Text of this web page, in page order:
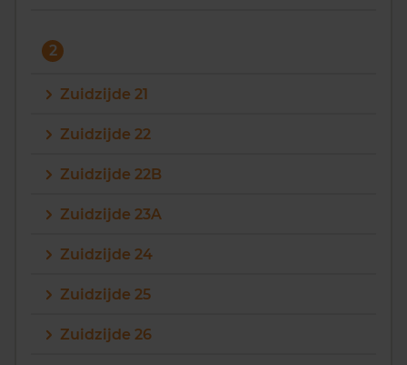
2
Zuidzijde 21
Zuidzijde 22
Zuidzijde 22B
Zuidzijde 23A
Zuidzijde 24
Zuidzijde 25
Zuidzijde 26